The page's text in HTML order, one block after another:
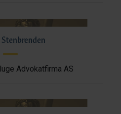
Advokatfirma AS